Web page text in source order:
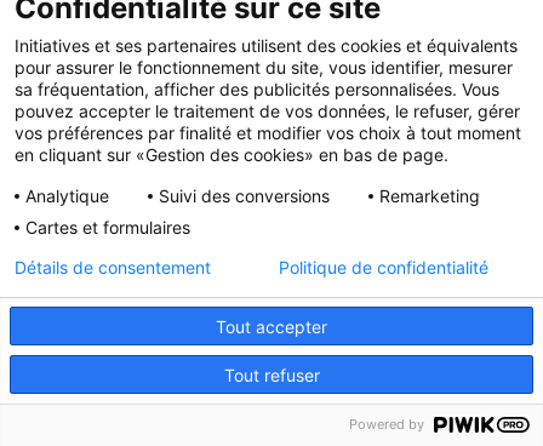
l'Opération mise en place par l'Association :
Pré-Commandes de l'Opération : Pré-Commandes reçues (Pré-
Commandes Web et Bons de Commande (format « papier »)), taux de
commande (nombre de Pré-Commandes sur le nombre total de
participants), date de fin de collecte des Pré-Commandes ;
Commande récapitulative en cours : nombre de Produits, montant total
des ventes, bénéfices estimés, montant à régler auprès d'INITIATIVES.
L'Association peut ensuite, à tout moment, réaliser sa commande définitive
d'un Stock de Produits pour son propre compte.
L'Association est invitée à vérifier le contenu de sa commande (y compris la
quantité et les références des Produits commandés, l'adresse de facturation,
10.1. Caractéristique des produits
Confidentialité sur ce site
Initiatives et ses partenaires utilisent des cookies et équivalents
pour assurer le fonctionnement du site, vous identifier, mesurer
sa fréquentation, afficher des publicités personnalisées. Vous
pouvez accepter le traitement de vos données, le refuser, gérer
vos préférences par finalité et modifier vos choix à tout moment
en cliquant sur «Gestion des cookies» en bas de page.
Analytique
Suivi des conversions
Remarketing
Cartes et formulaires
Tout accepter
Tout refuser
Détails de consentement Politique de confidentialité
Powered by